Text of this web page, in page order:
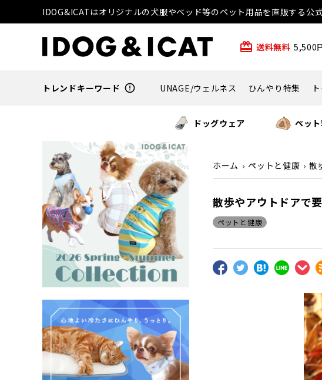
IDOG&ICATはオリジナルの犬服やベッド等のペット用品を直販する公式
card_giftcard 送料無料 5,500
トレンドキーワード error_outline UNAGE/ウェルネス ひんやり特集
ドッグウェア ペッ
ホーム ペットと健康 散
散歩やアウトドアで
ペットと健康